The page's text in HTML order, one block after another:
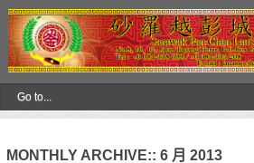
MONTHLY ARCHIVE:: 6 月 2013